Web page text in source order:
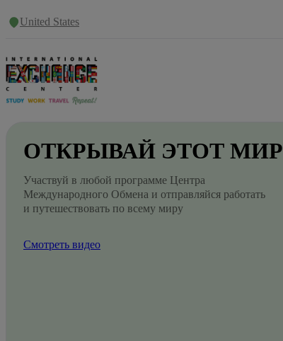
United States
ОТКРЫВАЙ ЭТОТ МИР
Участвуй в любой программе Центра
Международного Обмена и отправляйся работать
и путешествовать по всему миру
Смотреть видео